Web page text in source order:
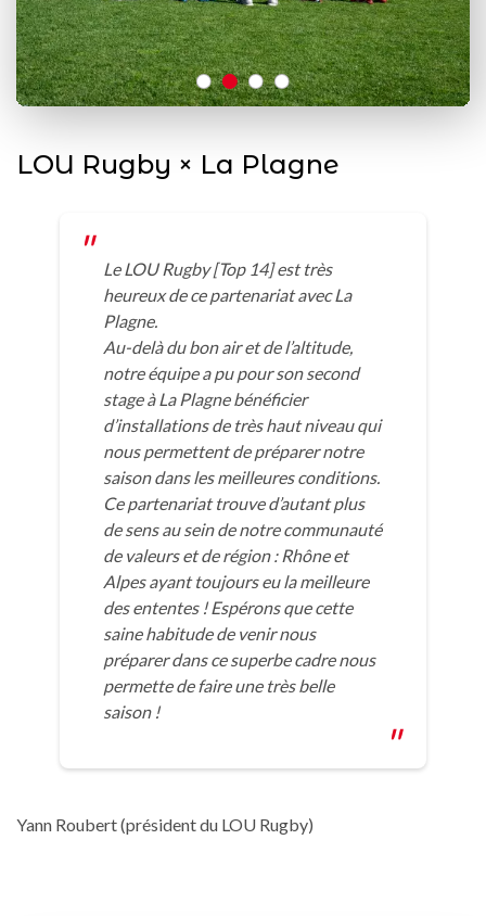
LOU Rugby × La Plagne
Le LOU Rugby [Top 14] est très
heureux de ce partenariat avec La
Plagne.
Au-delà du bon air et de l’altitude,
notre équipe a pu pour son second
stage à La Plagne bénéficier
d’installations de très haut niveau qui
nous permettent de préparer notre
saison dans les meilleures conditions.
Ce partenariat trouve d’autant plus
de sens au sein de notre communauté
de valeurs et de région : Rhône et
Alpes ayant toujours eu la meilleure
des ententes ! Espérons que cette
saine habitude de venir nous
préparer dans ce superbe cadre nous
permette de faire une très belle
saison !
Yann Roubert (président du LOU Rugby)